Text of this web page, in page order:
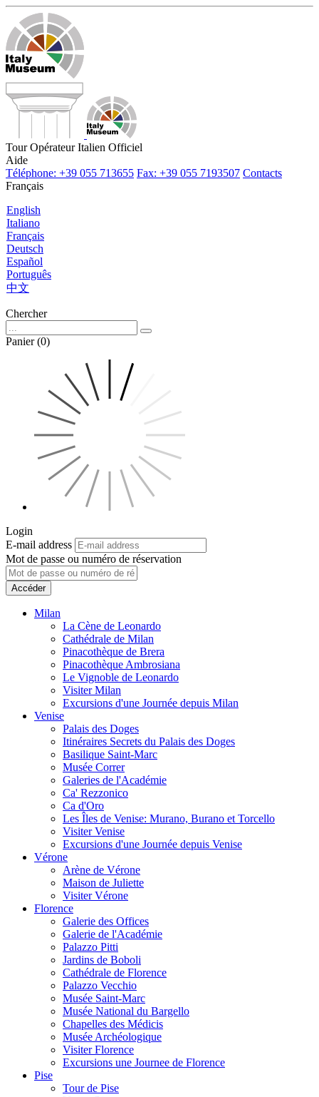
Tour Opérateur Italien Officiel
Aide
Téléphone: +39 055 713655 Fax: +39 055 7193507 Contacts
Français
English
Italiano
Français
Deutsch
Español
Português
中文
Chercher
Panier (0)
Login
E-mail address
Mot de passe ou numéro de réservation
Accéder
Milan
La Cène de Leonardo
Cathédrale de Milan
Pinacothèque de Brera
Pinacothèque Ambrosiana
Le Vignoble de Leonardo
Visiter Milan
Excursions d'une Journée depuis Milan
Venise
Palais des Doges
Itinéraires Secrets du Palais des Doges
Basilique Saint-Marc
Musée Correr
Galeries de l'Académie
Ca' Rezzonico
Ca d'Oro
Les Îles de Venise: Murano, Burano et Torcello
Visiter Venise
Excursions d'une Journée depuis Venise
Vérone
Arène de Vérone
Maison de Juliette
Visiter Vérone
Florence
Galerie des Offices
Galerie de l'Académie
Palazzo Pitti
Jardins de Boboli
Cathédrale de Florence
Palazzo Vecchio
Musée Saint-Marc
Musée National du Bargello
Chapelles des Médicis
Musée Archéologique
Visiter Florence
Excursions une Journee de Florence
Pise
Tour de Pise